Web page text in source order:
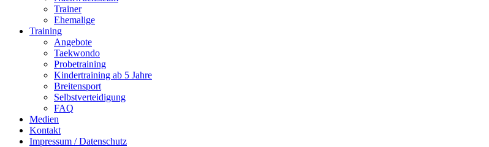
Trainer
Ehemalige
Training
Angebote
Taekwondo
Probetraining
Kindertraining ab 5 Jahre
Breitensport
Selbstverteidigung
FAQ
Medien
Kontakt
Impressum / Datenschutz